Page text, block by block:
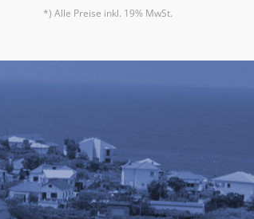
*) Alle Preise inkl. 19% MwSt.